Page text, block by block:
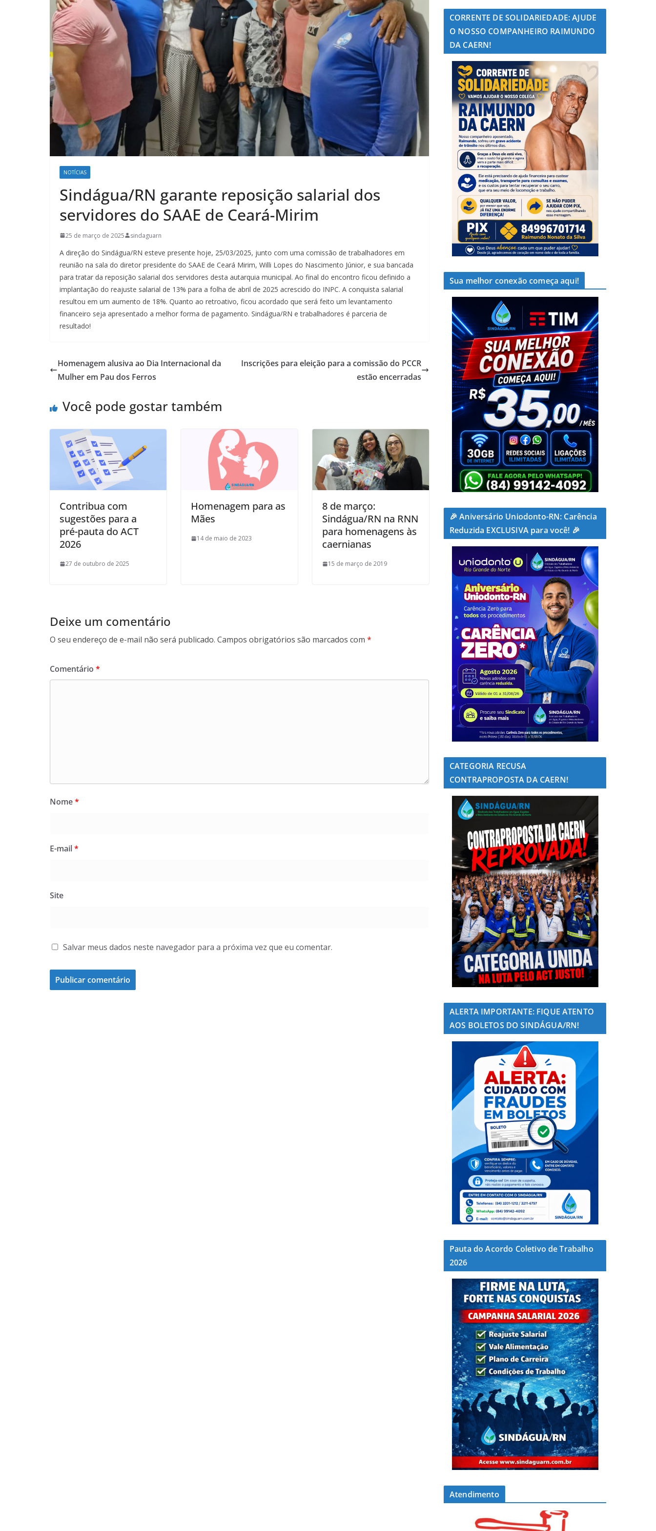
NOTÍCIAS
Sindágua/RN garante reposição salarial dos
servidores do SAAE de Ceará-Mirim
25 de março de 2025 sindaguarn
A direção do Sindágua/RN esteve presente hoje, 25/03/2025, junto com uma comissão de trabalhadores em
reunião na sala do diretor presidente do SAAE de Ceará Mirim, Willi Lopes do Nascimento Júnior, e sua bancada
para tratar da reposição salarial dos servidores desta autarquia municipal. Ao final do encontro ficou definido a
implantação do reajuste salarial de 13% para a folha de abril de 2025 acrescido do INPC. A conquista salarial
resultou em um aumento de 18%. Quanto ao retroativo, ficou acordado que será feito um levantamento
financeiro seja apresentado a melhor forma de pagamento. Sindágua/RN e trabalhadores é parceria de
resultado!
Homenagem alusiva ao Dia Internacional da
Mulher em Pau dos Ferros
Inscrições para eleição para a comissão do PCCR
estão encerradas
Você pode gostar também
Contribua com
sugestões para a
pré-pauta do ACT
2026
27 de outubro de 2025
Homenagem para as
Mães
14 de maio de 2023
8 de março:
Sindágua/RN na RNN
para homenagens às
caernianas
15 de março de 2019
Deixe um comentário
O seu endereço de e-mail não será publicado. Campos obrigatórios são marcados com *
Comentário *
Nome*
E-mail*
Site
Salvar meus dados neste navegador para a próxima vez que eu comentar.
CORRENTE DE SOLIDARIEDADE: AJUDE
O NOSSO COMPANHEIRO RAIMUNDO
DA CAERN!
Sua melhor conexão começa aqui!
🎉 Aniversário Uniodonto-RN: Carência
Reduzida EXCLUSIVA para você! 🎉
CATEGORIA RECUSA
CONTRAPROPOSTA DA CAERN!
ALERTA IMPORTANTE: FIQUE ATENTO
AOS BOLETOS DO SINDÁGUA/RN!
Pauta do Acordo Coletivo de Trabalho
2026
Atendimento